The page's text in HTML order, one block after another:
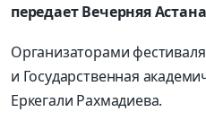
передает Вечерняя
Организаторами
и Государственная
Еркегали Рахмадиева.